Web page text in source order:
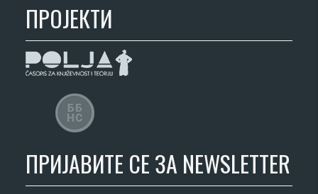
ПРОЈЕКТИ
ПРИЈАВИТЕ СЕ ЗА NEWSLETTER